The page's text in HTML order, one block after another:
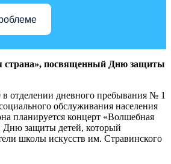
страна», посвященный Дню защиты
в отделении дневного пребывания № 1
обслуживания населения
планируется концерт «Волшебная
Дню защиты детей, который
школы искусств им. Стравинского